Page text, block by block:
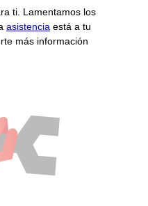
ti. Lamentamos los
asistencia está a tu
más información